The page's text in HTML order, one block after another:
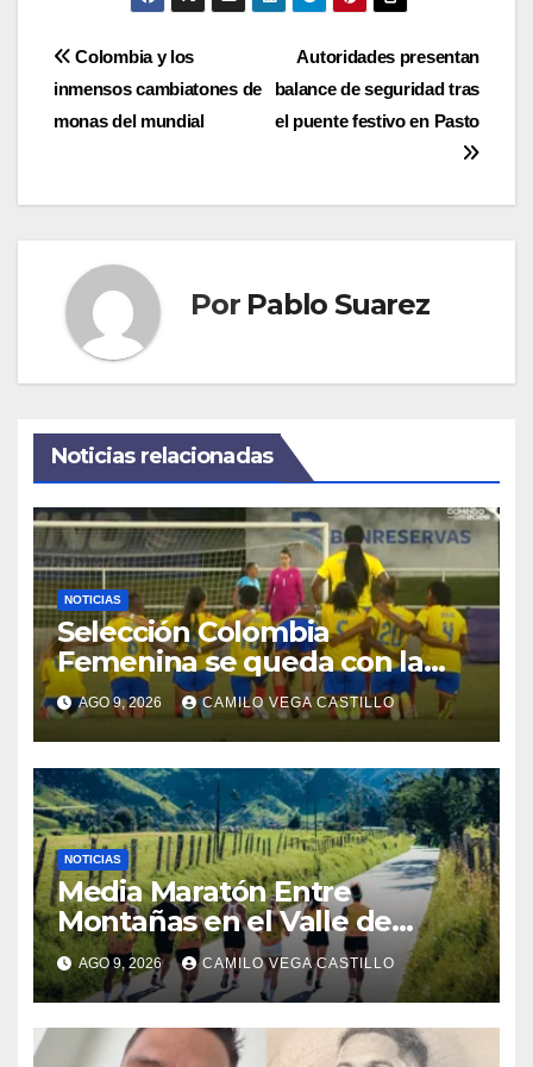
Navegación
de
Autoridades presentan
balance de seguridad tras
el puente festivo en Pasto
Colombia y los
inmensos cambiatones de
monas del mundial
Por Pablo Suarez
Noticias relacionadas
NOTICIAS
Selección Colombia
Femenina se queda con la
plata: dramática derrota ante
México en los Juegos
Centroamericanos y del
Caribe
AGO 9, 2026 CAMILO VEGA CASTILLO
NOTICIAS
Media Maratón Entre
Montañas en el Valle de
Cocora: Fechas, rutas y todo
sobre la gran fiesta del
running en Salento
AGO 9, 2026 CAMILO VEGA CASTILLO